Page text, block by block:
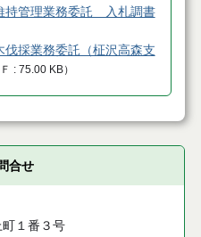
管理業務委託 入札調書
採業務委託（柾沢高森支
75.00 KB）
合せ
１番３号